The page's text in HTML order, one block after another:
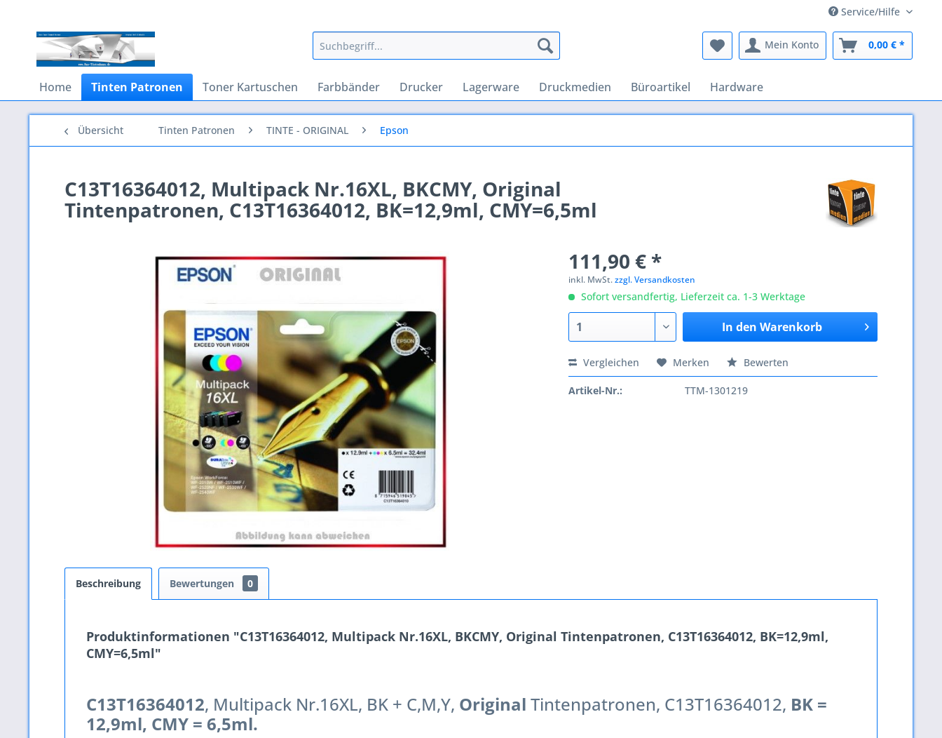
Service/Hilfe
Mein Konto 0,00 € *
Home Tinten Patronen Toner Kartuschen Farbbänder Drucker Lagerware Druckmedien Büroartikel Hardware
Übersicht Tinten Patronen TINTE - ORIGINAL Epson
C13T16364012, Multipack Nr.16XL, BKCMY, Original
Tintenpatronen, C13T16364012, BK=12,9ml, CMY=6,5ml
111,90 € *
inkl. MwSt.zzgl. Versandkosten
Sofort versandfertig, Lieferzeit ca. 1-3 Werktage
In den Warenkorb
Vergleichen Merken Bewerten
Artikel-Nr.: TTM-1301219
Beschreibung Bewertungen 0
Produktinformationen "C13T16364012, Multipack Nr.16XL, BKCMY, Original Tintenpatronen, C13T16364012, BK=12,9ml,
CMY=6,5ml"
C13T16364012, Multipack Nr.16XL, BK + C,M,Y, Original Tintenpatronen, C13T16364012, BK =
12,9ml, CMY = 6,5ml.